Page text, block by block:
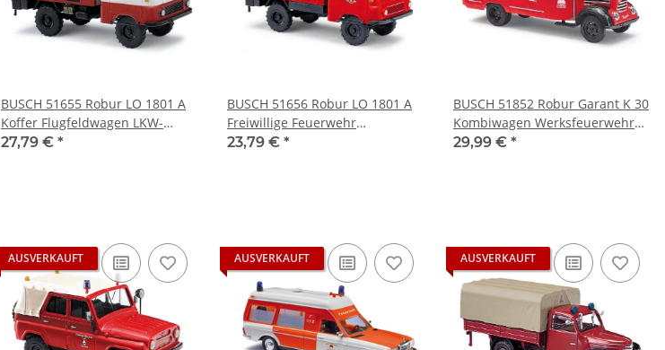
BUSCH 51655 Robur LO 1801 A
Koffer Flugfeldwagen LKW-
Modell 1:87
27,79 € *
BUSCH 51656 Robur LO 1801 A
Freiwillige Feuerwehr
Automodell 1:87
23,79 € *
BUSCH 51852 Robur Garant K 30
Kombiwagen Werksfeuerwehr
Buna Werke Automodell 1:87
29,99 € *
AUSVERKAUFT AUSVERKAUFT AUSVERKAUFT